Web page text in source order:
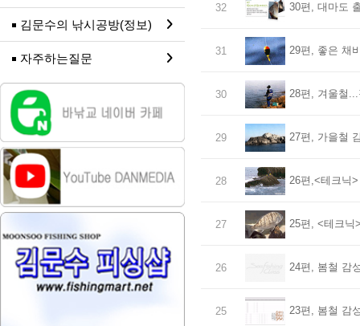
김문수의 낚시공방(정보)
자주하는질문
32 30편, 대마도
31 29편, 좋은 채
30 28편, 겨울철
29 27편, 가을철
28 26편,<테크닉
27 25편, <테크닉
26 24편, 봄철 감
25 23편, 봄철 감